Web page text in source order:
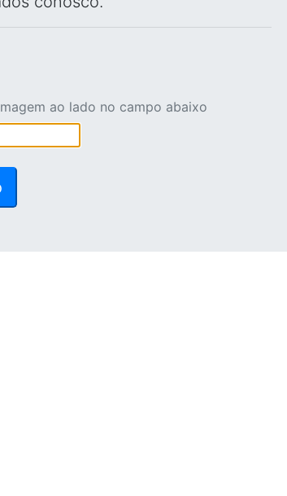
ao lado no campo abaixo